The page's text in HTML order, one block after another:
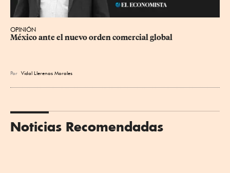
OPINIÓN
México ante el nuevo orden comercial global
Por Vidal Llerenas Morales
Noticias Recomendadas